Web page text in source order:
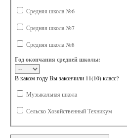
Средняя школа №6
Средняя школа №7
Средняя школа №8
Год окончания средней школы:
В каком году Вы закончили 11(10) класс?
Музыкальная школа
Сельско Хозяйственный Техникум